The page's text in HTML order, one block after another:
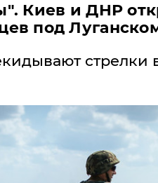
Киев и ДНР
под
стрелки